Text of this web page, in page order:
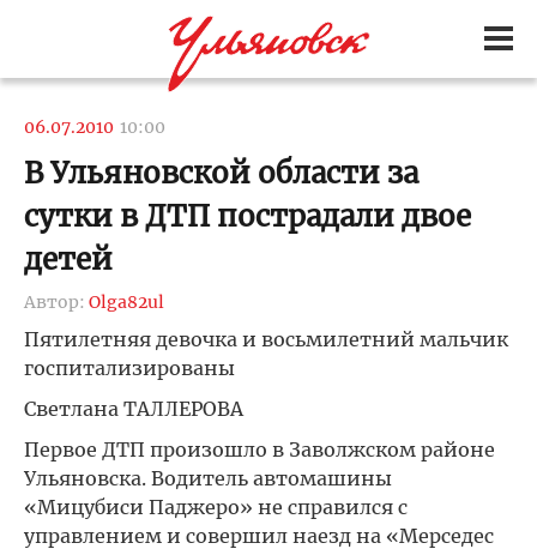
06.07.2010 10:00
В Ульяновской области за
сутки в ДТП пострадали двое
детей
Автор: Olga82ul
Пятилетняя девочка и восьмилетний мальчик
госпитализированы
Светлана ТАЛЛЕРОВА
Первое ДТП произошло в Заволжском районе
Ульяновска. Водитель автомашины
«Мицубиси Паджеро» не справился с
управлением и совершил наезд на «Мерседес